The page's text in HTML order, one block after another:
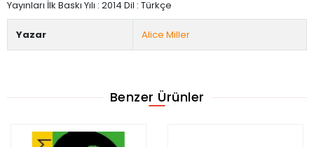
Yayınları İlk Baskı Yılı : 2014 Dil : Türkçe
Yazar Alice Miller
Benzer Ürünler